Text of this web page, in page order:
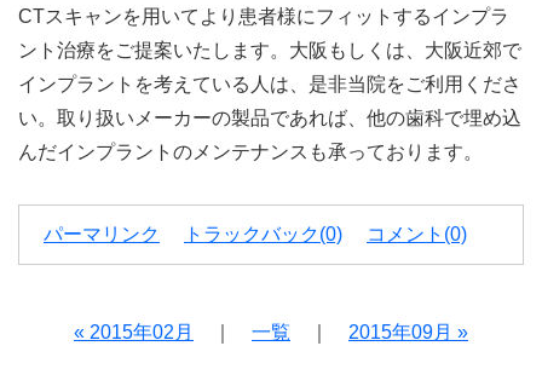
CTスキャンを用いてより患者様にフィットするインプラ
ント治療をご提案いたします。大阪もしくは、大阪近郊で
インプラントを考えている人は、是非当院をご利用くださ
い。取り扱いメーカーの製品であれば、他の歯科で埋め込
んだインプラントのメンテナンスも承っております。
パーマリンク トラックバック(0) コメント(0)
« 2015年02月 一覧 2015年09月 »